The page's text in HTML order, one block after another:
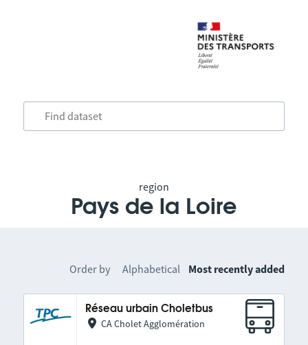
region
Pays de la Loire
Order by Alphabetical Most recently added
Réseau urbain Choletbus
CA Cholet Agglomération